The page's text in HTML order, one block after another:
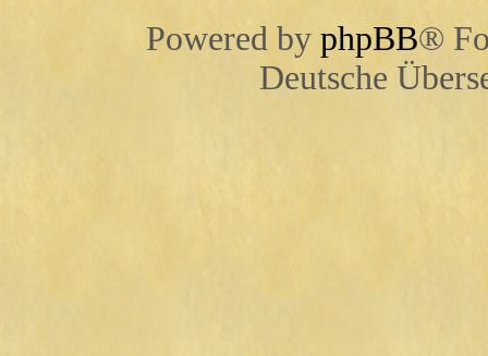
Powered by phpBB®
Deutsche